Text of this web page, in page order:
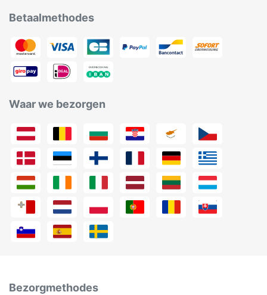
Betaalmethodes
Waar we bezorgen
Bezorgmethodes